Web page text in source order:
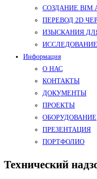
СОЗДАНИЕ
ПЕРЕВОД 2D
ИЗЫСКАНИЯ
Информация
О НАС
КОНТАКТЫ
ДОКУМЕНТЫ
ПРОЕКТЫ
ОБОРУДОВАНИЕ
ПРЕЗЕНТАЦИЯ
ПОРТФОЛИО
Технический